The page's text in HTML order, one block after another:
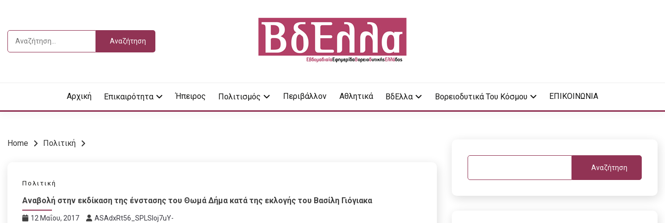
content
Αναζήτηση
Αρχική Επικαιρότητα Ήπειρος Πολιτισμός Περιβάλλον Αθλητικά ΒδΕλλα Βορειοδυτικά Του Κόσμου ΕΠΙΚΟΙΝΩΝΙΑ
Home Πολιτική
Πολιτική
Αναβολή στην εκδίκαση της ένστασης του Θωμά Δήμα κατά της εκλογής του Βασίλη Γιόγιακα
12 Μαΐου, 2017 ASAdxRt56_SPLSIoj7uY-
Αναζήτηση